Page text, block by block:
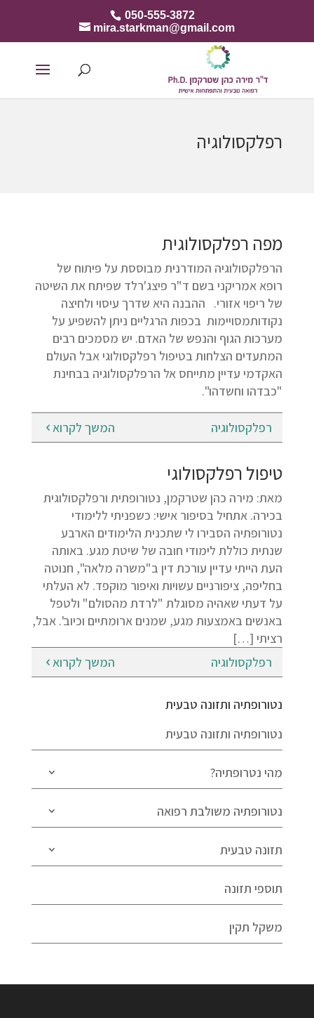
050-555-3872
mira.starkman@gmail.com
רפלקסולוגיה
מפה רפלקסולוגית
הרפלקסולוגיה המודרנית מבוססת על פיתוח של
רופא אמריקני בשם ד"ר פיצג'רלד שפיתח את השיטה
של ריפוי אזורי. ההבנה היא שדרך עיסוי ולחיצה
נקודותמסויימות בכפות הרגליים ניתן להשפיע על
מערכות הגוף והנפש של האדם. יש מסמכים רבים
המתעדים הצלחות בטיפול רפלקסולוגי אבל העולם
האקדמי עדיין מתייחס אל הרפלקסולוגיה בבחינת
"כבדהו וחשדהו".
רפלקסולוגיה המשך לקרוא
טיפול רפלקסולוגי
מאת: מירה כהן שטרקמן, נטורופתית ורפלקסולוגית
בכירה. אתחיל בסיפור אישי: כשפניתי ללימודי
נטורופתיה הסבירו לי שתכנית הלימודים הארבע
שנתית כוללת לימודי חובה של שיטת מגע. באותה
העת הייתי עדיין עורכת דין ב"משרה מלאה", חנוטה
בחליפה, ציפורניים עשויות ואיפור מוקפד. לא העלתי
על דעתי שאהיה מסוגלת "לרדת מהסולם" ולטפל
באנשים באמצעות מגע, שמנים ארומתיים וכיוב'. אבל,
רציתי […]
רפלקסולוגיה
המשך לקרוא
נטורופתיה ותזונה טבעית
נטורופתיה ותזונה טבעית
מהי נטרופתיה?
נטורופתיה משולבת רפואה
תזונה טבעית
תוספי תזונה
משקל תקין